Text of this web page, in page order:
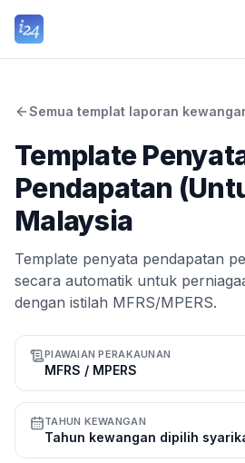
Semua templat laporan
Template
Pendapatan
Malaysia
Template penyata pendapatan
secara automatik untuk
dengan istilah MFRS/MPERS.
PIAWAIAN PERAKAUNAN
MFRS / MPERS
TAHUN KEWANGAN